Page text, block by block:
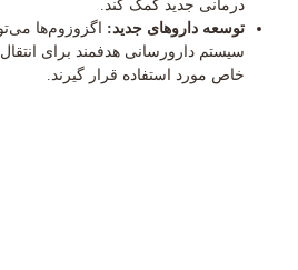
درمانی جدید کمک کند.
توسعه داروهای جدید: اگزوزوم‌ها
سیستم دارورسانی هدفمند برای
خاص مورد استفاده قرار گیرند.